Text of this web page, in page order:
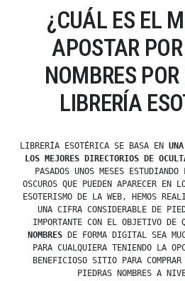
¿CUÁL ES EL
APOSTAR
NOMBRES
LIBRERÍA
LIBRERÍA ESOTÉRICA SE BASA EN
LOS MEJORES DIRECTORIOS DE
PASADOS UNOS MESES
OSCUROS QUE PUEDEN APARECER EN
ESOTERISMO DE LA WEB, HEMOS
UNA CIFRA CONSIDERABLE DE
IMPORTANTE CON EL OBJETIVO DE
NOMBRESDE FORMA DIGITAL SEA
PARA CUALQUIERA TENIENDO LA
BENEFICIOSO SITIO PARA
PIEDRAS NOMBRES A